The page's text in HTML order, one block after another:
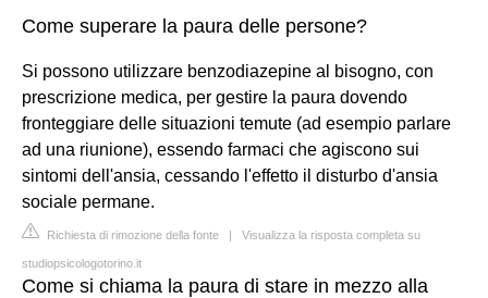
Come superare la paura delle persone?
Si possono utilizzare benzodiazepine al bisogno, con
prescrizione medica, per gestire la paura dovendo
fronteggiare delle situazioni temute (ad esempio parlare
ad una riunione), essendo farmaci che agiscono sui
sintomi dell'ansia, cessando l'effetto il disturbo d'ansia
sociale permane.
Richiesta di rimozione della fonte | Visualizza la risposta completa su
studiopsicologotorino.it
Come si chiama la paura di stare in mezzo alla